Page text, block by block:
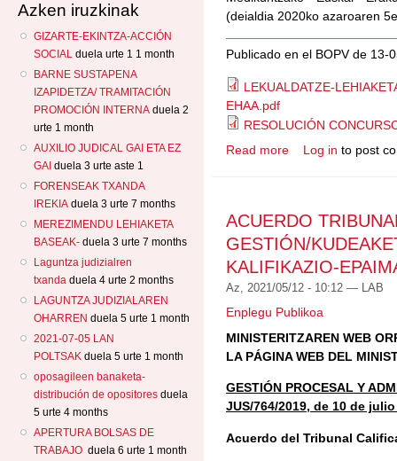
Azken iruzkinak
GIZARTE-EKINTZA-ACCIÓN
SOCIAL duela urte 1 1 month
BARNE SUSTAPENA
IZAPIDETZA/ TRAMITACIÓN
PROMOCIÓN INTERNA duela 2
urte 1 month
AUXILIO JUDICAL GAI ETA EZ
GAI duela 3 urte aste 1
FORENSEAK TXANDA
IREKIA duela 3 urte 7 months
MEREZIMENDU LEHIAKETA
BASEAK- duela 3 urte 7 months
Laguntza judizialren
txanda duela 4 urte 2 months
LAGUNTZA JUDIZIALAREN
OHARREN duela 5 urte 1 month
2021-07-05 LAN
POLTSAK duela 5 urte 1 month
oposagileen banaketa-
distribución de opositores duela
5 urte 4 months
APERTURA BOLSAS DE
TRABAJO duela 6 urte 1 month
(deialdia 2020ko azaroaren
Publicado en el BOPV de 13-
LEKUALDATZE-
EHAA.pdf
RESOLUCIÓN
Read more about AUZITEGI
Log in to post
ACUERDO
GESTIÓN/
KALIFIKAZIO-
Az, 2021/05/12 - 10:12 — LAB
Enplegu Publikoa
MINISTERITZAREN WEB
LA PÁGINA WEB DEL
GESTIÓN PROCESAL Y
JUS/764/2019, de 10 de
Acuerdo del Tribunal